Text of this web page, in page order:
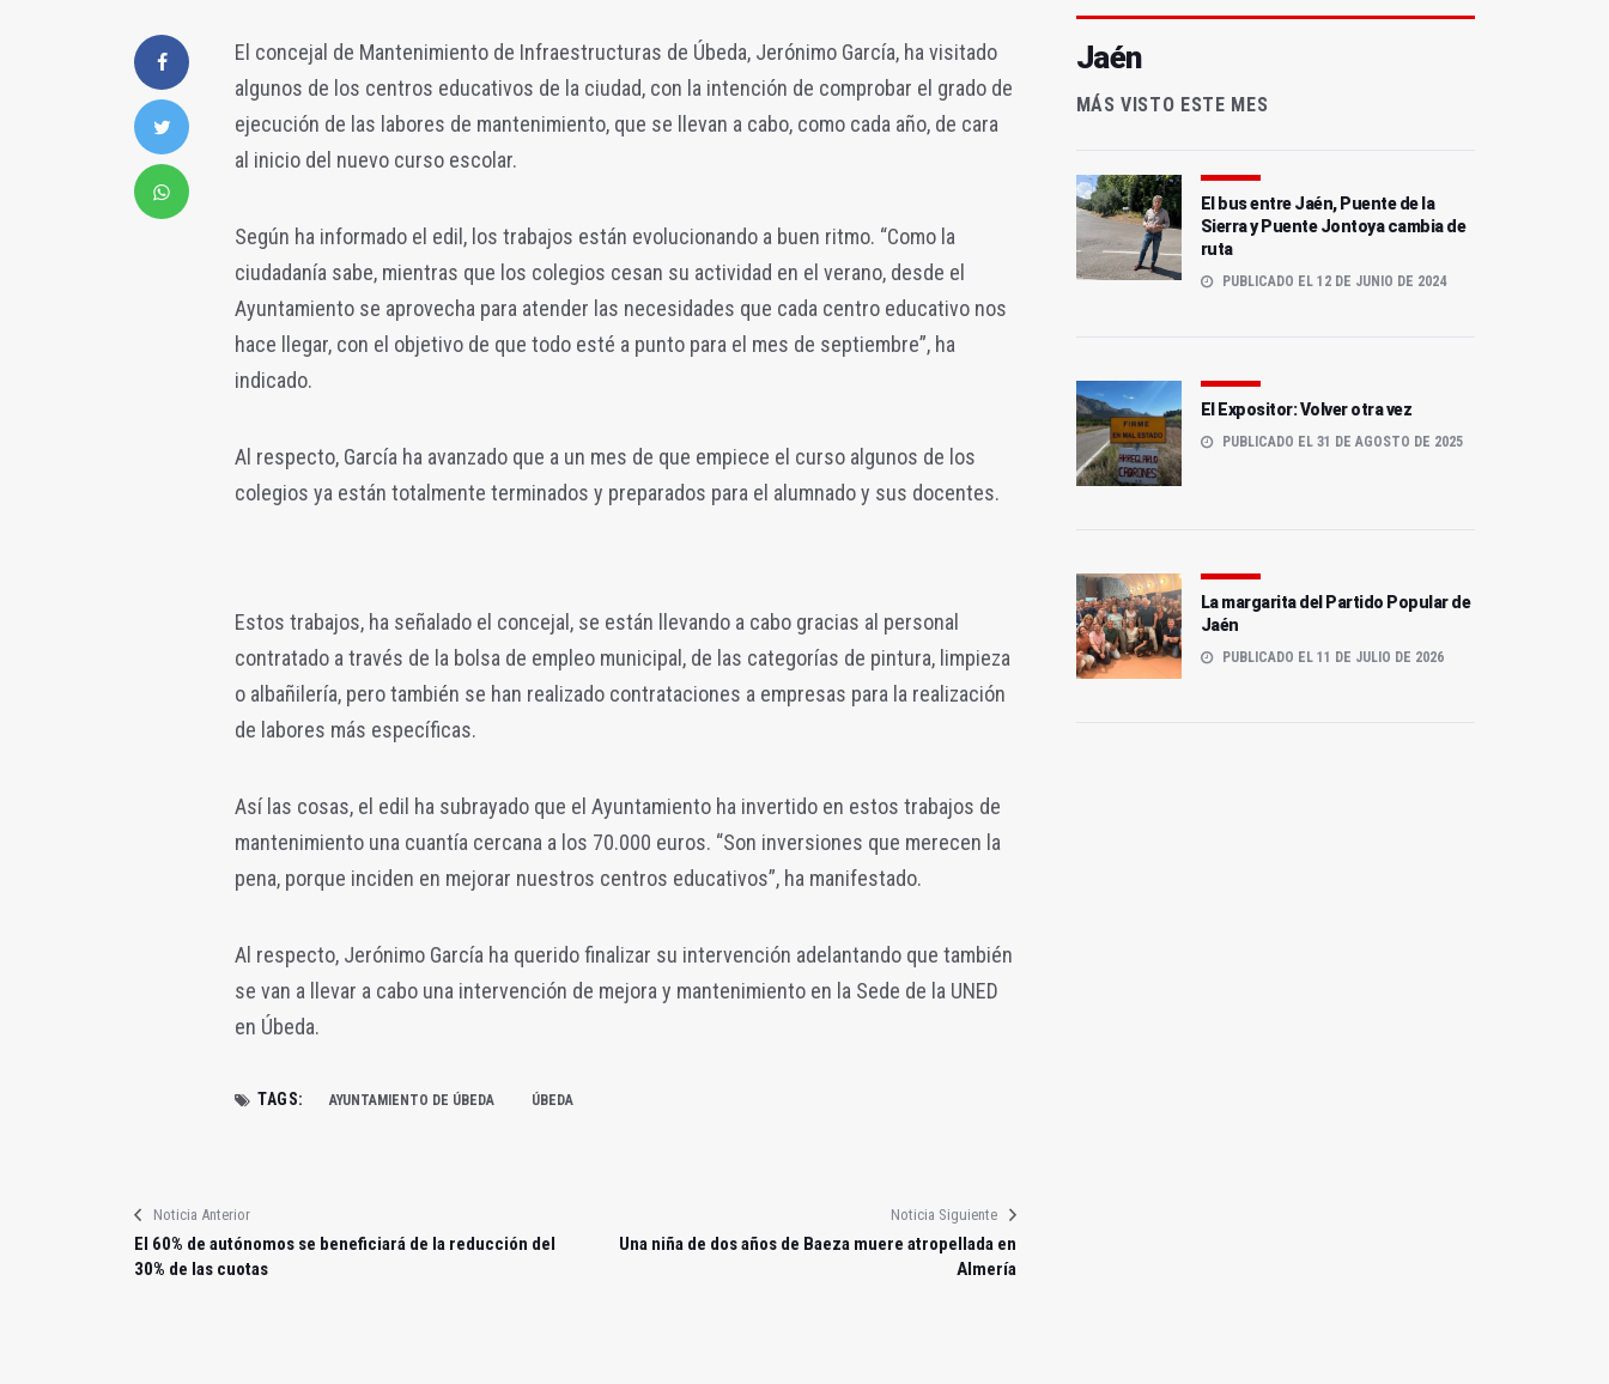
El concejal de Mantenimiento de Infraestructuras de Úbeda, Jerónimo García, ha visitado
algunos de los centros educativos de la ciudad, con la intención de comprobar el grado de
ejecución de las labores de mantenimiento, que se llevan a cabo, como cada año, de cara
al inicio del nuevo curso escolar.
Según ha informado el edil, los trabajos están evolucionando a buen ritmo. “Como la
ciudadanía sabe, mientras que los colegios cesan su actividad en el verano, desde el
Ayuntamiento se aprovecha para atender las necesidades que cada centro educativo nos
hace llegar, con el objetivo de que todo esté a punto para el mes de septiembre”, ha
indicado.
Al respecto, García ha avanzado que a un mes de que empiece el curso algunos de los
colegios ya están totalmente terminados y preparados para el alumnado y sus docentes.
Estos trabajos, ha señalado el concejal, se están llevando a cabo gracias al personal
contratado a través de la bolsa de empleo municipal, de las categorías de pintura, limpieza
o albañilería, pero también se han realizado contrataciones a empresas para la realización
de labores más específicas.
Así las cosas, el edil ha subrayado que el Ayuntamiento ha invertido en estos trabajos de
mantenimiento una cuantía cercana a los 70.000 euros. “Son inversiones que merecen la
pena, porque inciden en mejorar nuestros centros educativos”, ha manifestado.
Al respecto, Jerónimo García ha querido finalizar su intervención adelantando que también
se van a llevar a cabo una intervención de mejora y mantenimiento en la Sede de la UNED
en Úbeda.
TAGS: AYUNTAMIENTO DE ÚBEDA ÚBEDA
Noticia Anterior
El 60% de autónomos se beneficiará de la reducción del
30% de las cuotas
Noticia Siguiente
Una niña de dos años de Baeza muere atropellada en
Almería
Jaén
MÁS VISTO ESTE MES
El bus entre Jaén, Puente de la
Sierra y Puente Jontoya cambia de
ruta
PUBLICADO EL 12 DE JUNIO DE 2024
El Expositor: Volver otra vez
PUBLICADO EL 31 DE AGOSTO DE 2025
La margarita del Partido Popular de
Jaén
PUBLICADO EL 11 DE JULIO DE 2026